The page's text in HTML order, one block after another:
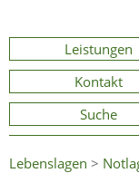
Leistungen
Kontakt
Suche
Lebenslagen >